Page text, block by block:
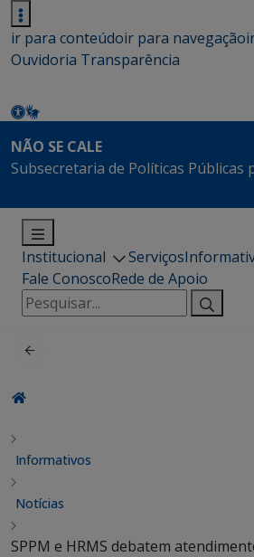
ir para conteúdoir para navegação
Ouvidoria Transparência
NÃO SE CALE
Subsecretaria de Políticas Públicas
Institucional Serviços
Fale ConoscoRede de Apoio
Pesquisar
por:
Informativos
Notícias
SPPM e HRMS debatem